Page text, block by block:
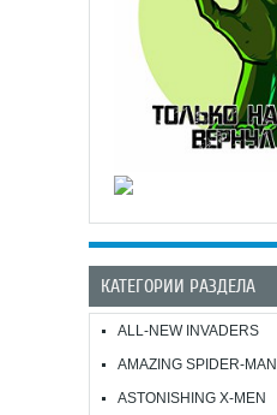
КАТЕГОРИИ РАЗДЕЛА
ALL-NEW INVADERS
AMAZING SPIDER-MAN
ASTONISHING X-MEN